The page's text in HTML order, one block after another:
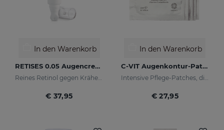
In den Warenkorb
RETISES 0.05 Augencreme
Reines Retinol gegen Krähenfüße
€ 37,95
In den Warenkorb
C-VIT Augenkontur-Patches
Intensive Pflege-Patches, die deinem Blick wieder ein gesundes Aussehen verleihen und ihn strahlen lassen
€ 27,95